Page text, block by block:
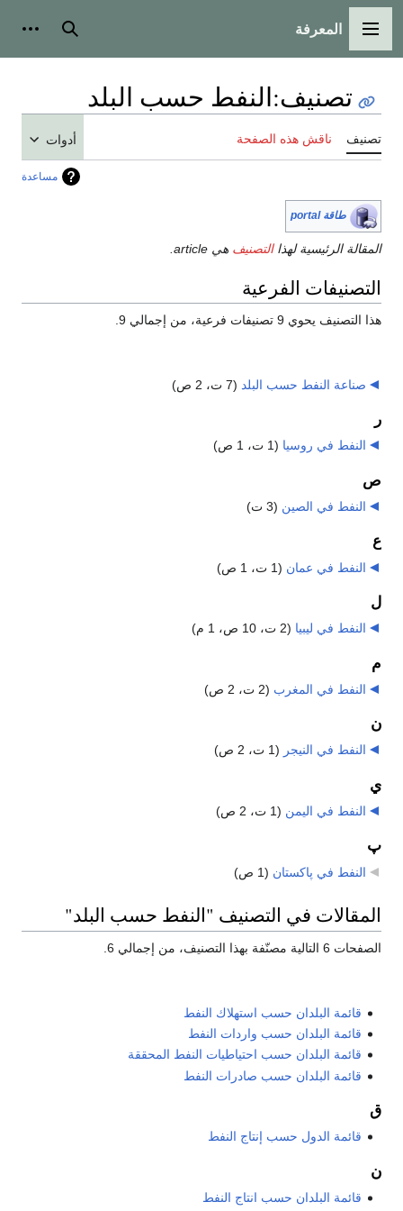
القائمة الرئيسية
المعرفة بحث
تصنيف:النفط حسب البلد
تصنيف ناقش هذه الصفحة أدوات
مساعدة
طاقة portal
المقالة الرئيسية لهذاالتصنيف هي article.
التصنيفات الفرعية
هذا التصنيف يحوي 9 تصنيفات فرعية، من إجمالي 9.
صناعة النفط حسب البلد (7 ت، 2 ص)
ر
النفط في روسيا (1 ت، 1 ص)
ص
النفط في الصين (3 ت)
ع
النفط في عمان (1 ت، 1 ص)
ل
النفط في ليبيا (2 ت، 10 ص، 1 م)
م
النفط في المغرب (2 ت، 2 ص)
ن
النفط في النيجر (1 ت، 2 ص)
ي
النفط في اليمن (1 ت، 2 ص)
پ
النفط في پاكستان (1 ص)
المقالات في التصنيف "النفط حسب البلد"
الصفحات 6 التالية مصنّفة بهذا التصنيف، من إجمالي 6.
قائمة البلدان حسب استهلاك النفط
قائمة البلدان حسب واردات النفط
قائمة البلدان حسب احتياطيات النفط المحققة
قائمة البلدان حسب صادرات النفط
ق
قائمة الدول حسب إنتاج النفط
ن
قائمة البلدان حسب انتاج النفط